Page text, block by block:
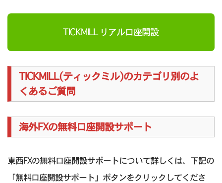
TICKMILL リアル口座開設
TICKMILL(ティックミル)のカテゴリ別のよ
くあるご質問
海外FXの無料口座開設サポート
東西FXの無料口座開設サポートについて詳しくは、下記の
「無料口座開設サポート」ボタンをクリックしてくださ